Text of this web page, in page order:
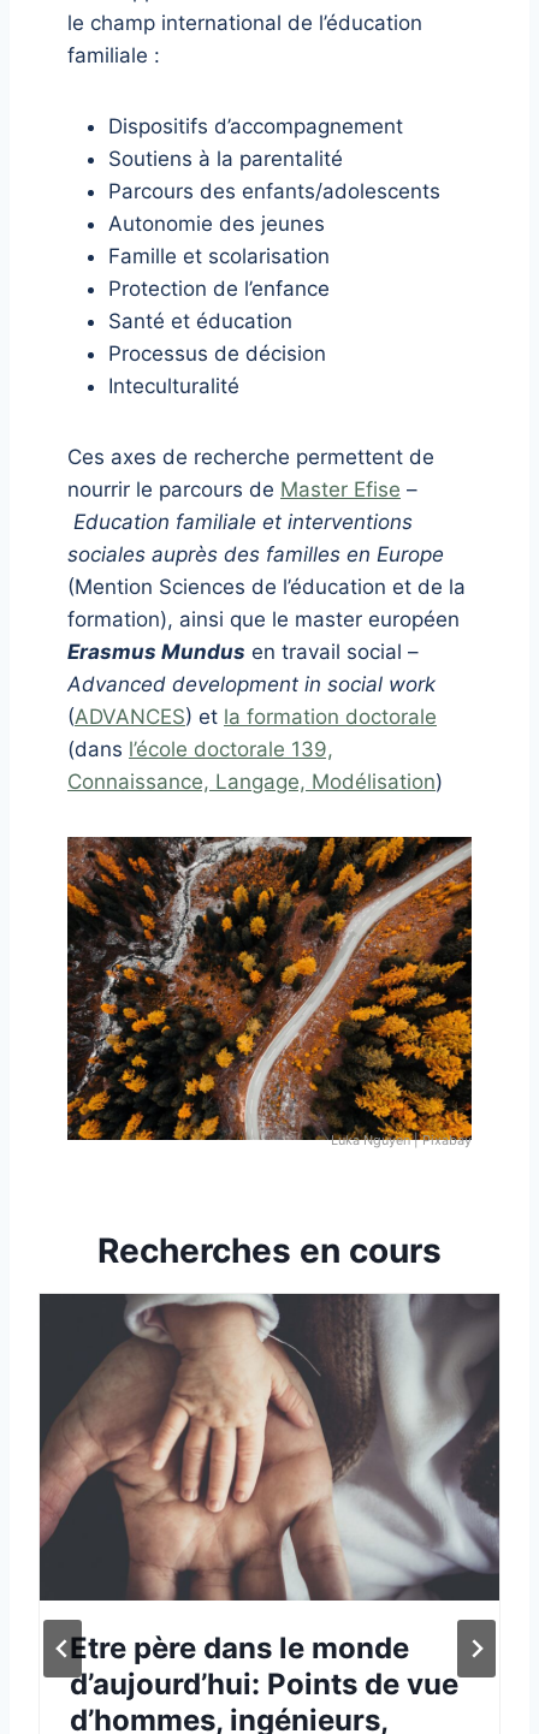
le champ international de l’éducation
familiale :
Dispositifs d’accompagnement
Soutiens à la parentalité
Parcours des enfants/adolescents
Autonomie des jeunes
Famille et scolarisation
Protection de l’enfance
Santé et éducation
Processus de décision
Inteculturalité
Ces axes de recherche permettent de
nourrir le parcours de Master Efise –
Education familiale et interventions
sociales auprès des familles en Europe
(Mention Sciences de l’éducation et de la
formation), ainsi que le master européen
Erasmus Mundus en travail social –
Advanced development in social work
(ADVANCES) et la formation doctorale
(dans l’école doctorale 139,
Connaissance, Langage, Modélisation)
Luka Nguyen | Pixabay
Recherches en cours
Etre père dans le monde
d’aujourd’hui: Points de vue
d’hommes, ingénieurs,